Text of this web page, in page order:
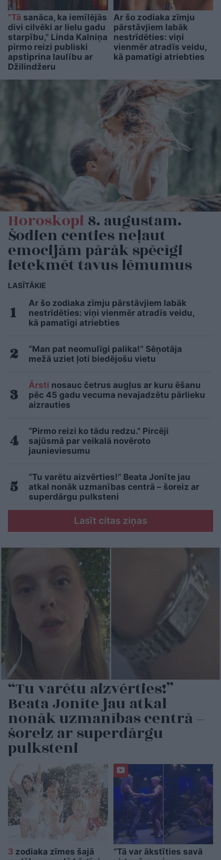
“Tā sanāca, ka iemīlējās
divi cilvēki ar lielu gadu
starpību,” Linda Kalniņa
pirmo reizi publiski
apstiprina laulību ar
Džilindžeru
Ar šo zodiaka zīmju
pārstāvjiem labāk
nestrīdēties: viņi
vienmēr atradīs veidu,
kā pamatīgi atriebties
Horoskopi8. augustam.
Šodien centies neļaut
emocijām pārāk spēcīgi
ietekmēt tavus lēmumus
LASĪTĀKIE
Ar šo zodiaka zīmju pārstāvjiem labāk
nestrīdēties: viņi vienmēr atradīs veidu,
kā pamatīgi atriebties
“Man pat neomulīgi palika!” Sēņotāja
mežā uziet ļoti biedējošu vietu
Ārsti nosauc četrus augļus ar kuru ēšanu
pēc 45 gadu vecuma nevajadzētu pārlieku
aizrauties
“Pirmo reizi ko tādu redzu.” Pircēji
sajūsmā par veikalā novēroto
jaunieviesumu
“Tu varētu aizvērties!” Beata Jonīte jau
atkal nonāk uzmanības centrā – šoreiz ar
superdārgu pulksteni
Lasīt citas ziņas
“Tu varētu aizvērties!”
Beata Jonīte jau atkal
nonāk uzmanības centrā –
šoreiz ar superdārgu
pulksteni
3 zodiaka zīmes šajā
“Tā var ākstīties savā